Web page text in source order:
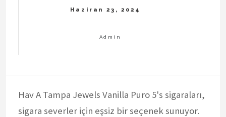
Hav A Tampa Jewels Vanilla Puro 5's sigaraları,
sigara severler için eşsiz bir seçenek sunuyor.